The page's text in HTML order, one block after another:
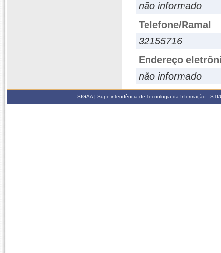
não informado
Telefone/Ramal
32155716
Endereço
não informado
SIGAA | Superintendência de Tecnologia da Informação -